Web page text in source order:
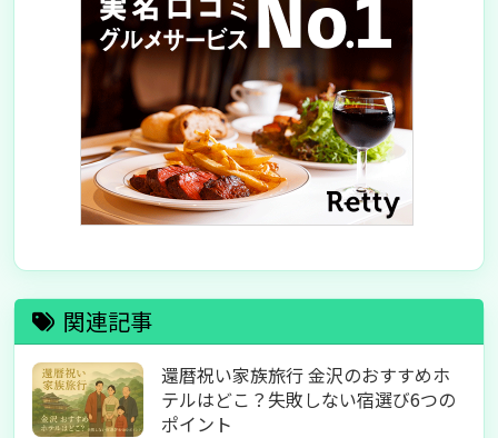
関連記事
還暦祝い家族旅行 金沢のおすすめホ
テルはどこ？失敗しない宿選び6つの
ポイント